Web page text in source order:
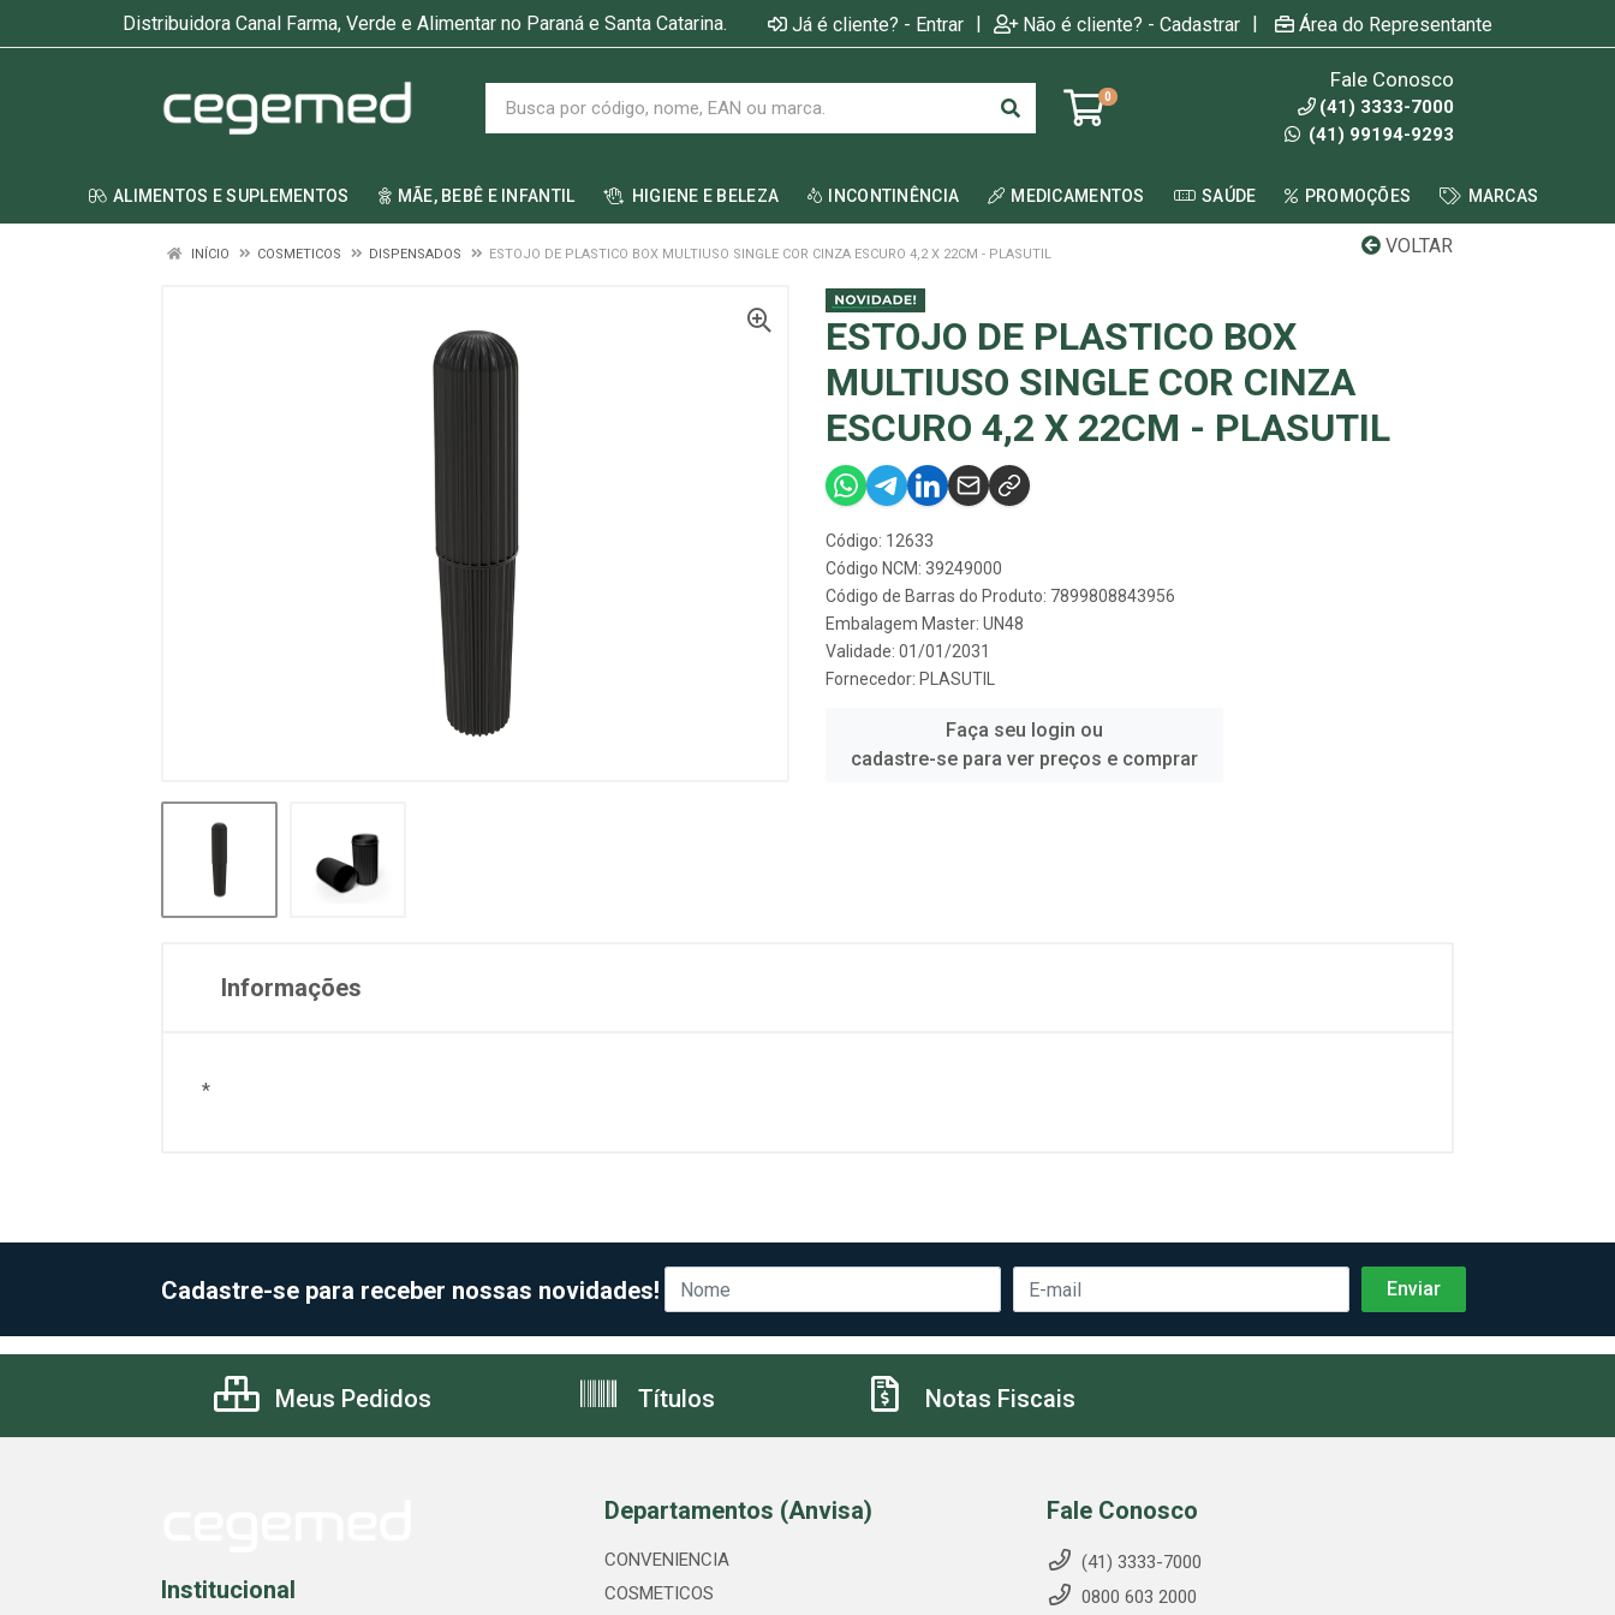
Distribuidora Canal Farma, Verde e Alimentar no Paraná e Santa Catarina. Já é cliente? - Entrar | Não é cliente? - Cadastrar | Área do Representante
0
Fale Conosco
(41) 3333-7000
(41) 99194-9293
ALIMENTOS E SUPLEMENTOS MÃE, BEBÊ E INFANTIL HIGIENE E BELEZA INCONTINÊNCIA MEDICAMENTOS SAÚDE PROMOÇÕES MARCAS
VOLTAR
INÍCIO COSMETICOS DISPENSADOS ESTOJO DE PLASTICO BOX MULTIUSO SINGLE COR CINZA ESCURO 4,2 X 22CM - PLASUTIL
ESTOJO DE PLASTICO BOX
MULTIUSO SINGLE COR CINZA
ESCURO 4,2 X 22CM - PLASUTIL
Código: 12633
Código NCM: 39249000
Código de Barras do Produto: 7899808843956
Embalagem Master: UN48
Validade: 01/01/2031
Fornecedor: PLASUTIL
Faça seu login ou
cadastre-se para ver preços e comprar
Informações
*
Cadastre-se para receber nossas novidades!
Meus Pedidos Títulos Notas Fiscais
Institucional
Departamentos (Anvisa)
CONVENIENCIA
COSMETICOS
Fale Conosco
(41) 3333-7000
0800 603 2000